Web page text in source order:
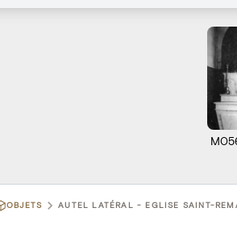
OBJETS AUTEL LATÉRAL - EGLISE SAINT-